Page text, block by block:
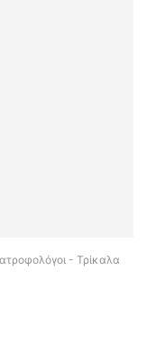
- Τρίκαλα